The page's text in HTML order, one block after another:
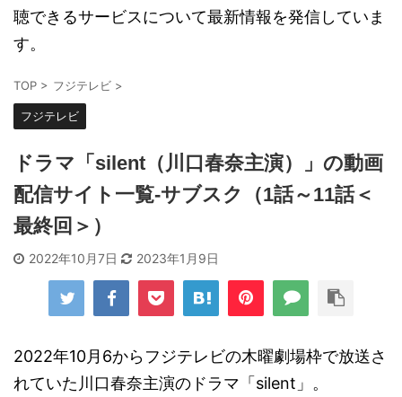
聴できるサービスについて最新情報を発信していま
す。
TOP > フジテレビ >
フジテレビ
ドラマ「silent（川口春奈主演）」の動画
配信サイト一覧-サブスク（1話～11話＜
最終回＞）
2022年10月7日 2023年1月9日
2022年10月6からフジテレビの木曜劇場枠で放送さ
れていた川口春奈主演のドラマ「silent」。